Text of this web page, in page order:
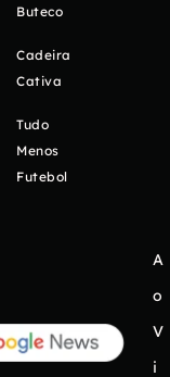
Buteco
Cadeira
Cativa
Tudo
Menos
Futebol
A
o
V
i